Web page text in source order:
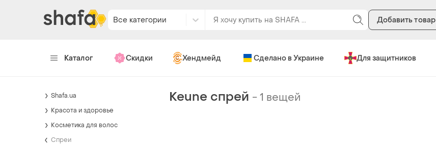
Все категории Добавить товар
Каталог Скидки Хендмейд Сделано в Украине Для защитников
Keune спрей -1 вещей
Shafa.ua
Красота и здоровье
Косметика для волос
Спреи